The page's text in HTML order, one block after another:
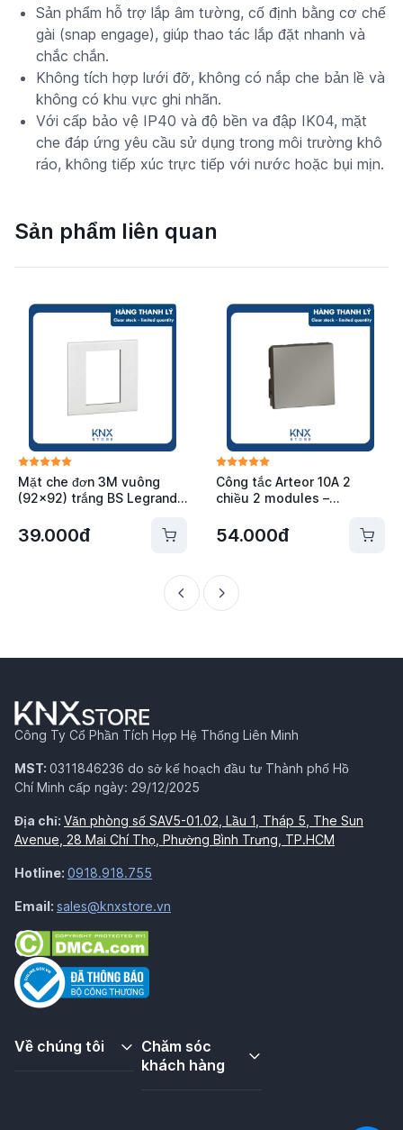
Sản phẩm hỗ trợ lắp âm tường, cố định bằng cơ chế
gài (snap engage), giúp thao tác lắp đặt nhanh và
chắc chắn.
Không tích hợp lưới đỡ, không có nắp che bản lề và
không có khu vực ghi nhãn.
Với cấp bảo vệ IP40 và độ bền va đập IK04, mặt
che đáp ứng yêu cầu sử dụng trong môi trường khô
ráo, không tiếp xúc trực tiếp với nước hoặc bụi mịn.
Sản phẩm liên quan
Mặt che đơn 3M vuông
(92x92) trắng BS Legrand -
39.000đ
Công tắc Arteor 10A 2
chiều 2 modules –
572534
54.000đ
Công Ty Cổ Phần Tích Hợp Hệ Thống Liên Minh
MST: 0311846236 do sở kế hoạch đầu tư Thành phố Hồ
Chí Minh cấp ngày: 29/12/2025
Địa chỉ: Văn phòng số SAV5-01.02, Lầu 1, Tháp 5, The Sun
Avenue, 28 Mai Chí Thọ, Phường Bình Trưng, TP.HCM
Hotline: 0918.918.755
Email: sales@knxstore.vn
Về chúng tôi
Chăm sóc
khách hàng